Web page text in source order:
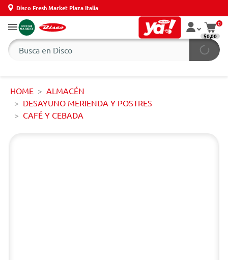
Disco Fresh Market Plaza Italia
0
$0,00
HOME
ALMACÉN
DESAYUNO MERIENDA Y POSTRES
CAFÉ Y CEBADA